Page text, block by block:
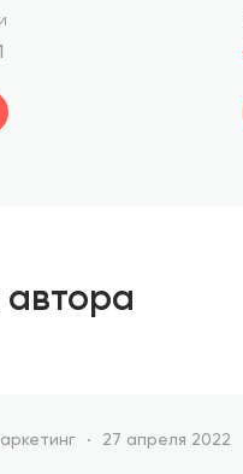
автора
27 апреля 2022